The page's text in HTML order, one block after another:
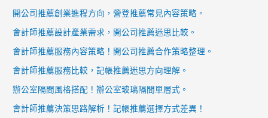
開公司推薦創業進程方向，營登推薦常見內容策略。
會計師推薦設計產業需求，開公司推薦迷思比較。
會計師推薦服務內容策略！開公司推薦合作策略整理。
會計師推薦服務比較，記帳推薦迷思方向理解。
辦公室隔間風格搭配！辦公室玻璃隔間單層式。
會計師推薦決策思路解析！記帳推薦選擇方式差異！